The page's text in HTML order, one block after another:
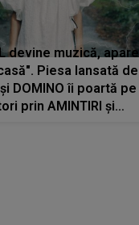
devine muzică, apare
Piesa lansată de
DOMINO îi poartă pe
prin AMINTIRI și